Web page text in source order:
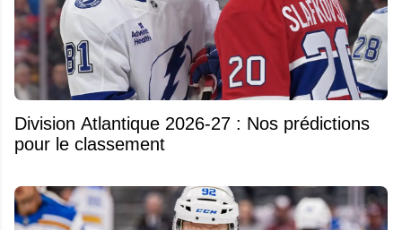
Division Atlantique 2026-27 : Nos prédictions
pour le classement